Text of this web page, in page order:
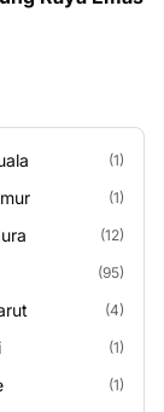
(1)
(1)
(12)
(95)
(4)
(1)
(1)